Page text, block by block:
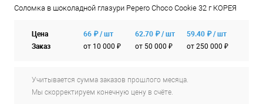
Соломка в шоколадной глазури Pepero Choco Cookie 32 г КОРЕЯ
Цена
Заказ
66 ₽ / шт
от 10 000 ₽
62.70 ₽ / шт
от 50 000 ₽
59.40 ₽ / шт
от 250 000 ₽
Учитывается сумма заказов прошлого месяца.
Мы скорректируем конечную цену в счёте.